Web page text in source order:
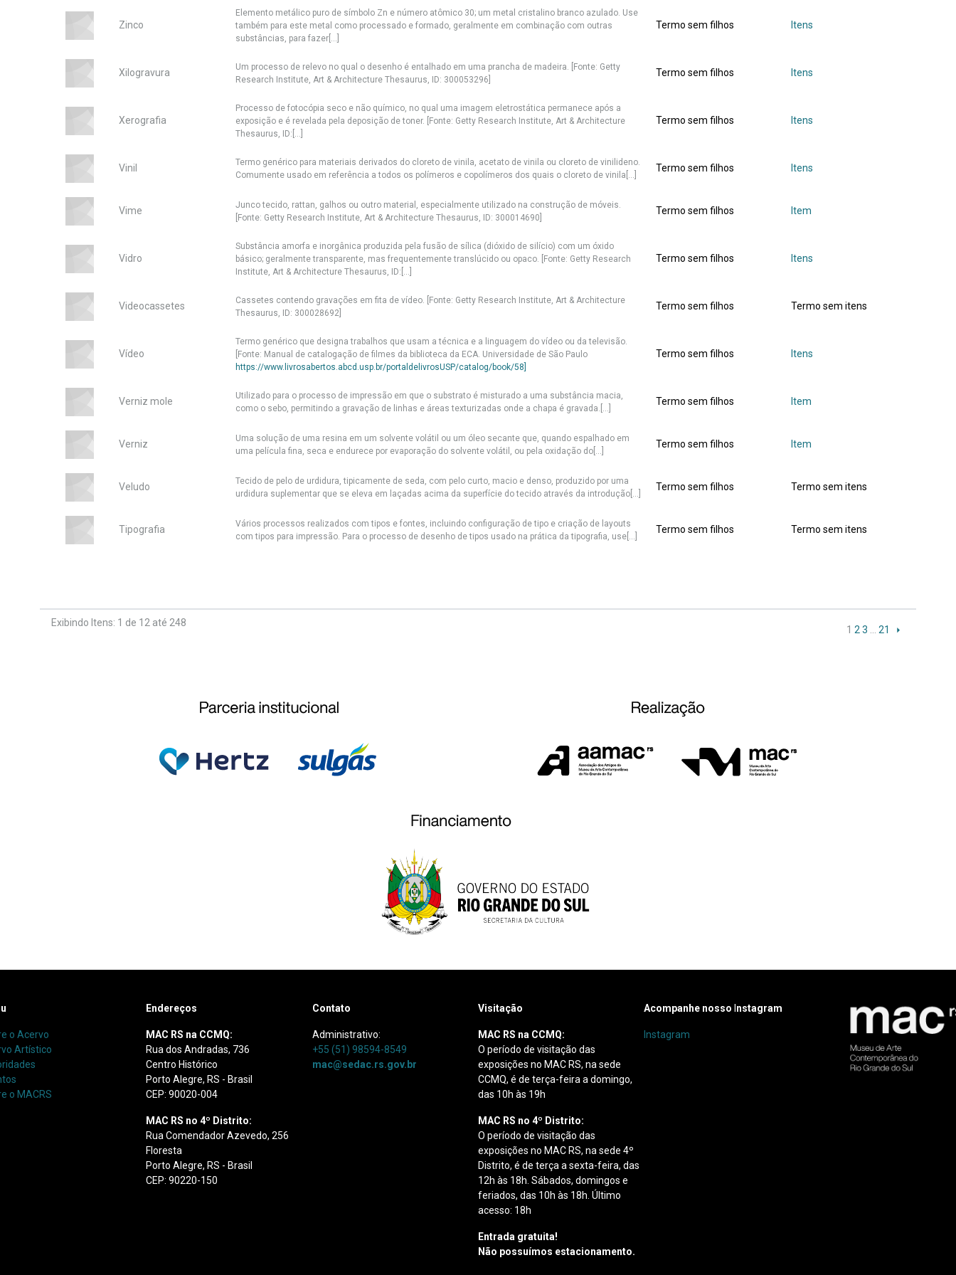
Zinco
Elemento metálico puro de símbolo Zn e número atômico 30; um metal cristalino branco azulado. Use
também para este metal como processado e formado, geralmente em combinação com outras
substâncias, para fazer[...]
Termo sem filhos Itens
Xilogravura
Um processo de relevo no qual o desenho é entalhado em uma prancha de madeira. [Fonte: Getty
Research Institute, Art & Architecture Thesaurus, ID: 300053296]
Termo sem filhos Itens
Xerografia
Processo de fotocópia seco e não químico, no qual uma imagem eletrostática permanece após a
exposição e é revelada pela deposição de toner. [Fonte: Getty Research Institute, Art & Architecture
Thesaurus, ID:[...]
Termo sem filhos Itens
Vinil
Termo genérico para materiais derivados do cloreto de vinila, acetato de vinila ou cloreto de vinilideno.
Comumente usado em referência a todos os polímeros e copolímeros dos quais o cloreto de vinila[...]
Termo sem filhos Itens
Vime
Junco tecido, rattan, galhos ou outro material, especialmente utilizado na construção de móveis.
[Fonte: Getty Research Institute, Art & Architecture Thesaurus, ID: 300014690]
Termo sem filhos Item
Vidro
Substância amorfa e inorgânica produzida pela fusão de sílica (dióxido de silício) com um óxido
básico; geralmente transparente, mas frequentemente translúcido ou opaco. [Fonte: Getty Research
Institute, Art & Architecture Thesaurus, ID:[...]
Termo sem filhos Itens
Videocassetes
Cassetes contendo gravações em fita de vídeo. [Fonte: Getty Research Institute, Art & Architecture
Thesaurus, ID: 300028692]
Termo sem filhos Termo sem itens
Vídeo
Termo genérico que designa trabalhos que usam a técnica e a linguagem do vídeo ou da televisão.
[Fonte: Manual de catalogação de filmes da biblioteca da ECA. Universidade de São Paulo
https://www.livrosabertos.abcd.usp.br/portaldelivrosUSP/catalog/book/58]
Termo sem filhos Itens
Verniz mole
Utilizado para o processo de impressão em que o substrato é misturado a uma substância macia,
como o sebo, permitindo a gravação de linhas e áreas texturizadas onde a chapa é gravada.[...]
Termo sem filhos Item
Verniz
Uma solução de uma resina em um solvente volátil ou um óleo secante que, quando espalhado em
uma película fina, seca e endurece por evaporação do solvente volátil, ou pela oxidação do[...]
Termo sem filhos Item
Veludo
Tecido de pelo de urdidura, tipicamente de seda, com pelo curto, macio e denso, produzido por uma
urdidura suplementar que se eleva em laçadas acima da superfície do tecido através da introdução[...]
Termo sem filhos Termo sem itens
Tipografia
Vários processos realizados com tipos e fontes, incluindo configuração de tipo e criação de layouts
com tipos para impressão. Para o processo de desenho de tipos usado na prática da tipografia, use[...]
Termo sem filhos Termo sem itens
Exibindo Itens: 1 de 12 até 248
1 2 3 21
o Acervo
Artístico
o MACRS
Endereços
MAC RS na CCMQ:
Rua dos Andradas, 736
Centro Histórico
Porto Alegre, RS - Brasil
CEP: 90020-004
MAC RS no 4º Distrito:
Rua Comendador Azevedo, 256
Floresta
Porto Alegre, RS - Brasil
CEP: 90220-150
Contato
Administrativo:
+55 (51) 98594-8549
mac@sedac.rs.gov.br
Visitação
MAC RS na CCMQ:
O período de visitação das
exposições no MAC RS, na sede
CCMQ, é de terça-feira a domingo,
das 10h às 19h
MAC RS no 4º Distrito:
O período de visitação das
exposições no MAC RS, na sede 4º
Distrito, é de terça a sexta-feira, das
12h às 18h. Sábados, domingos e
feriados, das 10h às 18h. Último
acesso: 18h
Entrada gratuita!
Não possuímos estacionamento.
Acompanhe nosso nstagram
Instagram